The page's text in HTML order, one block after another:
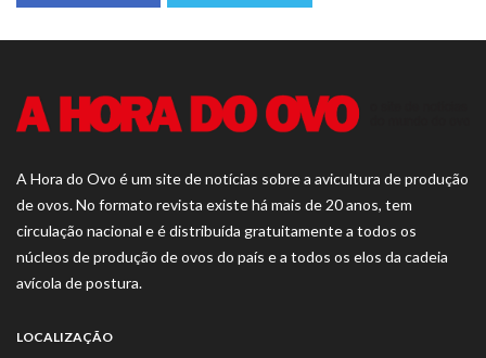
A Hora do Ovo é um site de notícias sobre a avicultura de produção
de ovos. No formato revista existe há mais de 20 anos, tem
circulação nacional e é distribuída gratuitamente a todos os
núcleos de produção de ovos do país e a todos os elos da cadeia
avícola de postura.
LOCALIZAÇÃO